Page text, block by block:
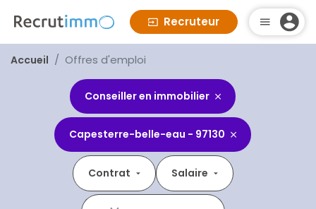
Recruteur
Accueil Offres d'emploi
Conseiller en immobilier
Capesterre-belle-eau - 97130
Contrat Salaire